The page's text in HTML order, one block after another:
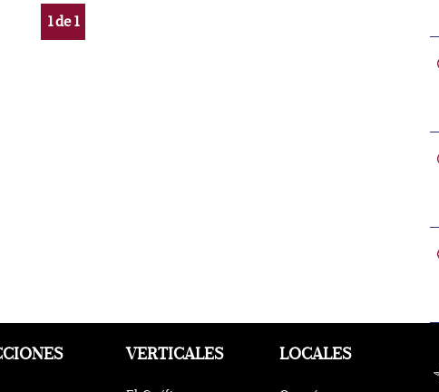
1de1
VERTICALES LOCALES